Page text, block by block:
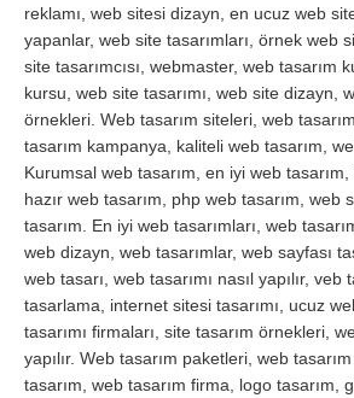
reklamı, web sitesi dizayn, en ucuz web
yapanlar, web site tasarımları, örnek web
site tasarımcısı, webmaster, web tasarım
kursu, web site tasarımı, web site dizayn,
örnekleri. Web tasarım siteleri, web
tasarım kampanya, kaliteli web tasarım,
Kurumsal web tasarım, en iyi web tasarım,
hazır web tasarım, php web tasarım, web
tasarım. En iyi web tasarımları, web
web dizayn, web tasarımlar, web sayfası
web tasarı, web tasarımı nasıl yapılır,
tasarlama, internet sitesi tasarımı, ucuz
tasarımı firmaları, site tasarım örnekleri,
yapılır. Web tasarım paketleri, web
tasarım, web tasarım firma, logo tasarım,